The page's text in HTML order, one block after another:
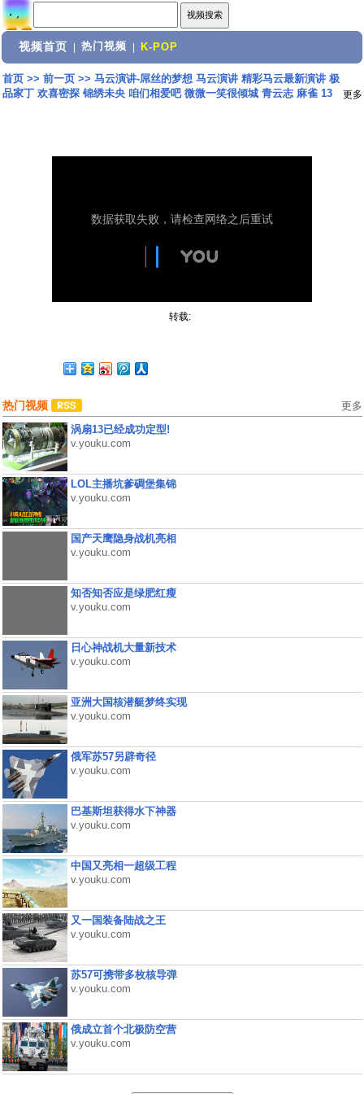
视频首页 热门视频 K-POP
首页>> 前一页>> 马云演讲-屌丝的梦想 马云演讲 精彩马云最新演讲 极
品家丁 欢喜密探 锦绣未央 咱们相爱吧 微微一笑很倾城 青云志 麻雀 13
更多
转载:
热门视频 更多
涡扇13已经成功定型!
v.youku.com
LOL主播坑爹碉堡集锦
v.youku.com
国产天鹰隐身战机亮相
v.youku.com
知否知否应是绿肥红瘦
v.youku.com
日心神战机大量新技术
v.youku.com
亚洲大国核潜艇梦终实现
v.youku.com
俄军苏57另辟奇径
v.youku.com
巴基斯坦获得水下神器
v.youku.com
中国又亮相一超级工程
v.youku.com
又一国装备陆战之王
v.youku.com
苏57可携带多枚核导弹
v.youku.com
俄成立首个北极防空营
v.youku.com